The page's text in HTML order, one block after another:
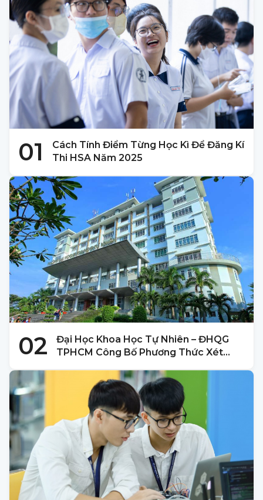
01
Cách Tính Điểm Từng Học Kì Để Đăng Kí
Thi HSA Năm 2025
02
Đại Học Khoa Học Tự Nhiên – ĐHQG
TPHCM Công Bố Phương Thức Xét